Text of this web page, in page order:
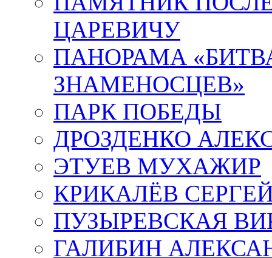
ЦАРЕВИЧУ
ПАНОРАМА
ЗНАМЕНОСЦЕВ»
ПАРК ПОБЕДЫ
ДРОЗДЕНКО
ЭТУЕВ МУХАЖИР
КРИКАЛЁВ
ПУЗЫРЕВСКАЯ
ГАЛИБИН